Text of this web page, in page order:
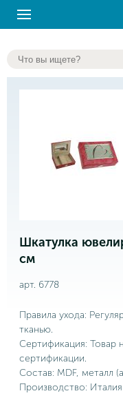
Шкатулка
см
арт. 6778
Правила ухода:
тканью.
Сертификация: Товар
сертификации.
Состав: MDF, металл
Производство: